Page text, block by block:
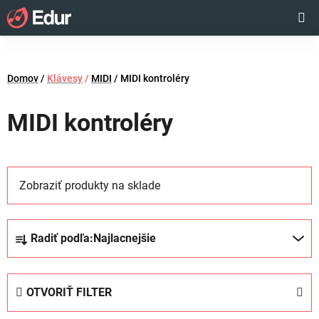
Prejsť
na
obsah
KOŠÍK
Domov/ Klávesy / MIDI / MIDI kontroléry
MIDI kontroléry
Zobraziť produkty na sklade
Radiť podľa: Najlacnejšie
OTVORIŤ FILTER